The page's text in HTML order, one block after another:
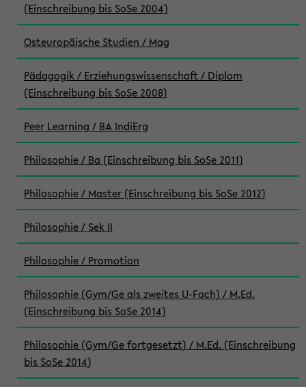
(Einschreibung bis SoSe 2004)
Osteuropäische Studien / Mag
Pädagogik / Erziehungswissenschaft / Diplom
(Einschreibung bis SoSe 2008)
Peer Learning / BA IndiErg
Philosophie / Ba (Einschreibung bis SoSe 2011)
Philosophie / Master (Einschreibung bis SoSe 2012)
Philosophie / Sek II
Philosophie / Promotion
Philosophie (Gym/Ge als zweites U-Fach) / M.Ed.
(Einschreibung bis SoSe 2014)
Philosophie (Gym/Ge fortgesetzt) / M.Ed. (Einschreibung
bis SoSe 2014)